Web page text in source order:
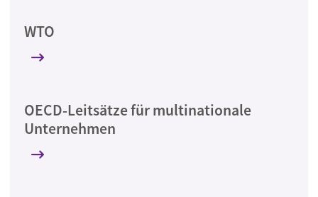
WTO
OECD-Leitsätze für multinationale
Unternehmen